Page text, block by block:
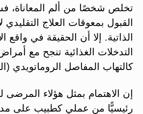
تخلص شخصًا من ألم
القبول بمعوقات العلاج التقليدي
الذاتية. إلا أن الحقيقة في واقع
التدخلات الغذائية تنجح مع أمراض
كالتهاب المفاصل الروماتويدي
إن الاهتمام بمثل هؤلاء المرضى
رئيسيًّا من عملي كطبيب على